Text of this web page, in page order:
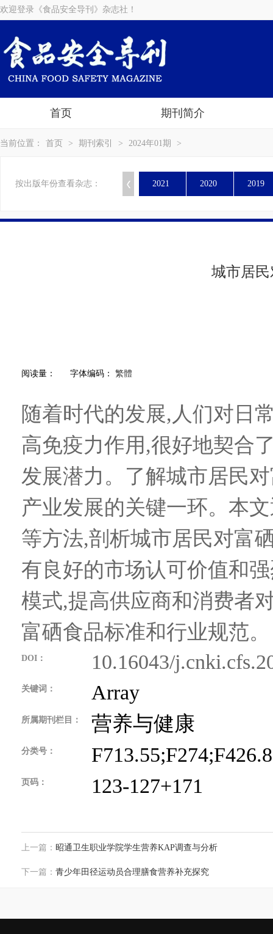
欢迎登录《食品安全导刊》杂志社！
首页 期刊简介
当前位置： 首页 > 期刊索引 > 2024年01期 >
按出版年份查看杂志： 2021 2020 2019
城市居
阅读量： 字体编码： 繁體
随着时代的发展,人们对日
高免疫力作用,很好地契合
发展潜力。了解城市居民
产业发展的关键一环。本
等方法,剖析城市居民对富
有良好的市场认可价值和
模式,提高供应商和消费者
富硒食品标准和行业规范。
DOI： 10.16043/
关键词： Array
所属期刊栏目： 营养与健康
分类号：
页码： 123-127+171
上一篇： 昭通卫生职业学院学生营养KAP调查与分析
下一篇： 青少年田径运动员合理膳食营养补充探究